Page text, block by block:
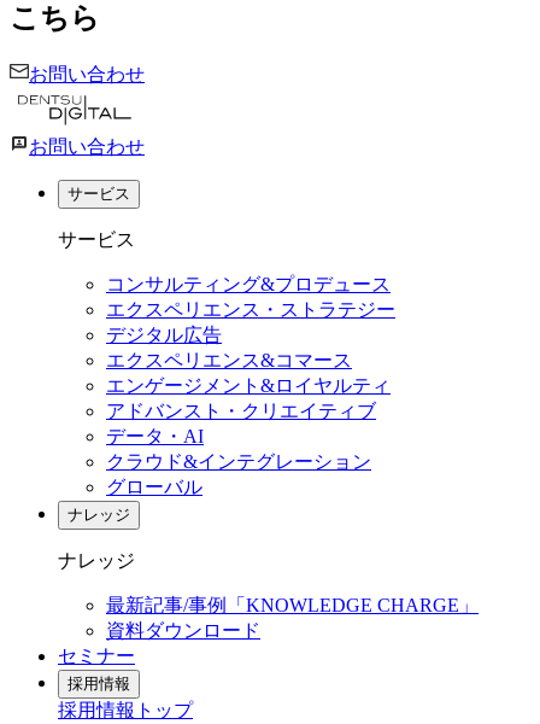
こちら
お問い合わせ
お問い合わせ
サービス
サービス
コンサルティング&プロデュース
エクスペリエンス・ストラテジー
デジタル広告
エクスペリエンス&コマース
エンゲージメント&ロイヤルティ
アドバンスト・クリエイティブ
データ・AI
クラウド&インテグレーション
グローバル
ナレッジ
ナレッジ
最新記事/事例「KNOWLEDGE CHARGE」
資料ダウンロード
セミナー
採用情報
採用情報 トップ